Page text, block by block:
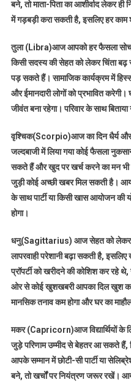
बने, तो माता-पिता का आशीर्वाद लेकर
में गड़बड़ी करा सकती है, इसलिए हर
तुला (Libra)आज आपको हर फैसला
किसी सदस्य की सेहत को लेकर चिंता
पड़ सकते हैं। सामाजिक कार्यक्रम में
और ईमानदारी लोगों को प्रभावित
जीवंत बना रहेगा। परिवार के साथ
वृश्चिक(Scorpio)आज का दिन धैर्य
जल्दबाजी में लिया गया कोई फैसला
सकते हैं और खुद पर खर्च करने का मन भी
जुड़ी कोई अच्छी खबर मिल सकती है। आय
के साथ पार्टी या किसी खास आयोजन
होगा।
धनु(Sagittarius) आज सेहत को लेकर
लापरवाही परेशानी बढ़ा सकती है,
प्रॉपर्टी को खरीदने की कोशिश कर
ओर से कोई खुशखबरी आपका दिल खुश
मानसिक तनाव कम होगा और घर का
मकर (Capricorn)आज विद्यार्थियों के
जुड़े परिणाम उम्मीद से बेहतर आ सकते हैं,
आपके सम्मान में छोटी-सी पार्टी या
बने, तो खर्चों पर नियंत्रण जरूर रखें।